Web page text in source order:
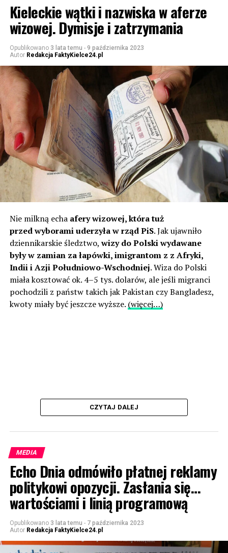
Kieleckie wątki i nazwiska w aferze
wizowej. Dymisje i zatrzymania
Opublikowano 3 lata temu - 9 października 2023
Autor Redakcja FaktyKielce24.pl
Nie milkną echa afery wizowej, która tuż
przed wyborami uderzyła w rząd PiS. Jak ujawniło
dziennikarskie śledztwo,wizy do Polski wydawane
były w zamian za łapówki, imigrantom z z Afryki,
Indii i Azji Południowo-Wschodniej. Wiza do Polski
miała kosztować ok. 4–5 tys. dolarów, ale jeśli migranci
pochodzili z państw takich jak Pakistan czy Bangladesz,
kwoty miały być jeszcze wyższe. (więcej…)
CZYTAJ DALEJ
MEDIA
Echo Dnia odmówiło płatnej reklamy
politykowi opozycji. Zasłania się…
wartościami i linią programową
Opublikowano 3 lata temu - 7 października 2023
Autor Redakcja FaktyKielce24.pl